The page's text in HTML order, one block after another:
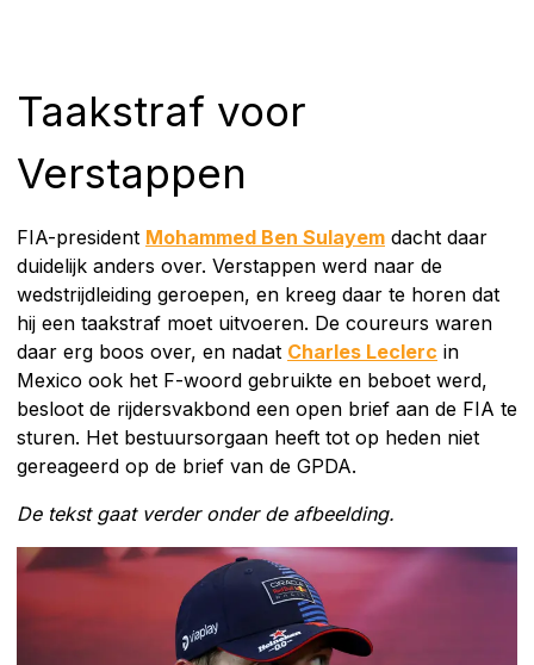
Taakstraf voor
Verstappen
FIA-president Mohammed Ben Sulayem dacht daar
duidelijk anders over. Verstappen werd naar de
wedstrijdleiding geroepen, en kreeg daar te horen dat
hij een taakstraf moet uitvoeren. De coureurs waren
daar erg boos over, en nadat Charles Leclerc in
Mexico ook het F-woord gebruikte en beboet werd,
besloot de rijdersvakbond een open brief aan de FIA te
sturen. Het bestuursorgaan heeft tot op heden niet
gereageerd op de brief van de GPDA.
De tekst gaat verder onder de afbeelding.